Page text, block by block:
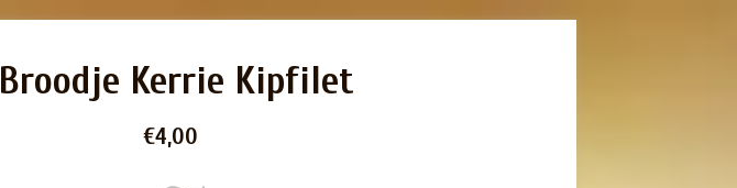
Broodje Kerrie Kipfilet
€4,00